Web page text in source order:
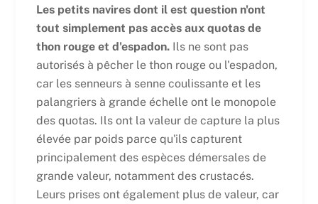
Les petits navires dont il est question n'ont
tout simplement pas accès aux quotas de
thon rouge et d'espadon.Ils ne sont pas
autorisés à pêcher le thon rouge ou l'espadon,
car les senneurs à senne coulissante et les
palangriers à grande échelle ont le monopole
des quotas. Ils ont la valeur de capture la plus
élevée par poids parce qu'ils capturent
principalement des espèces démersales de
grande valeur, notamment des crustacés.
Leurs prises ont également plus de valeur, car